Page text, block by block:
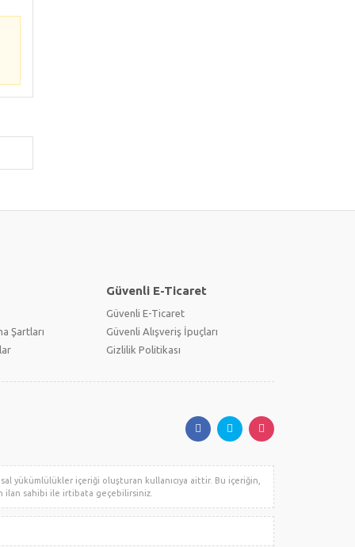
Şartları
Güvenli E-Ticaret
Güvenli E-Ticaret
Güvenli Alışveriş İpuçları
Gizlilik Politikası
yükümlülükler içeriği oluşturan kullanıcıya aittir. Bu içeriğin,
ilan sahibi ile irtibata geçebilirsiniz.